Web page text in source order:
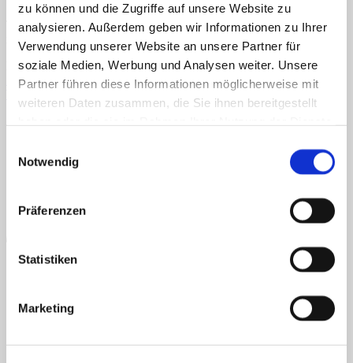
zu können und die Zugriffe auf unsere Website zu
analysieren. Außerdem geben wir Informationen zu Ihrer
Verwendung unserer Website an unsere Partner für
soziale Medien, Werbung und Analysen weiter. Unsere
Partner führen diese Informationen möglicherweise mit
weiteren Daten zusammen, die Sie ihnen bereitgestellt
Notwendig
Präferenzen
Statistiken
Marketing
Shop
Info
News
Suchen
nach:
nach:
TEACCH, Klettmappe, Autismus, Konzentration, Farben, links,
rechts
Kommentare und Trackbacks sind derzeit geschlossen.
Zurück
AGB Datenschutz Widerruf Versand & Lieferung Zahlungsweisen
Impressum